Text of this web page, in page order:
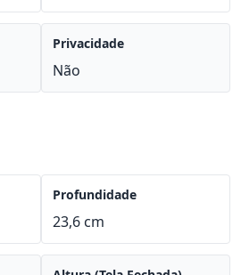
Privacidade
Não
Profundidade
23,6 cm